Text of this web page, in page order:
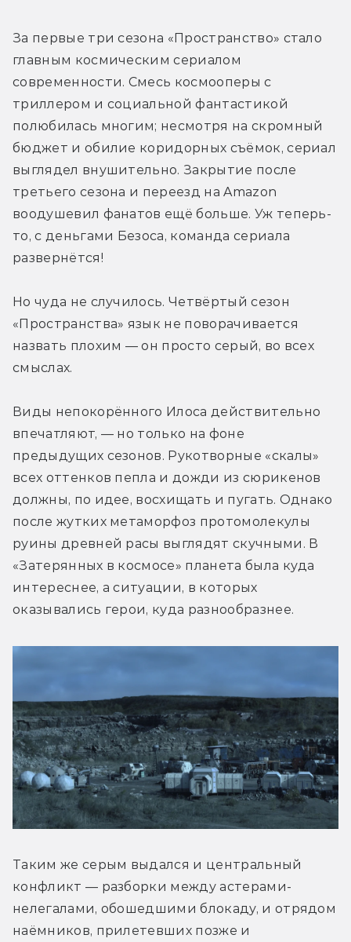
За первые три сезона «Пространство» стало
главным космическим сериалом
современности. Смесь космооперы с
триллером и социальной фантастикой
полюбилась многим; несмотря на скромный
бюджет и обилие коридорных съёмок, сериал
выглядел внушительно. Закрытие после
третьего сезона и переезд на Amazon
воодушевил фанатов ещё больше. Уж теперь-
то, с деньгами Безоса, команда сериала
развернётся!
Но чуда не случилось. Четвёртый сезон
«Пространства» язык не поворачивается
назвать плохим — он просто серый, во всех
смыслах.
Виды непокорённого Илоса действительно
впечатляют, — но только на фоне
предыдущих сезонов. Рукотворные «скалы»
всех оттенков пепла и дожди из сюрикенов
должны, по идее, восхищать и пугать. Однако
после жутких метаморфоз протомолекулы
руины древней расы выглядят скучными. В
«Затерянных в космосе» планета была куда
интереснее, а ситуации, в которых
оказывались герои, куда разнообразнее.
Таким же серым выдался и центральный
конфликт — разборки между астерами-
нелегалами, обошедшими блокаду, и отрядом
наёмников, прилетевших позже и